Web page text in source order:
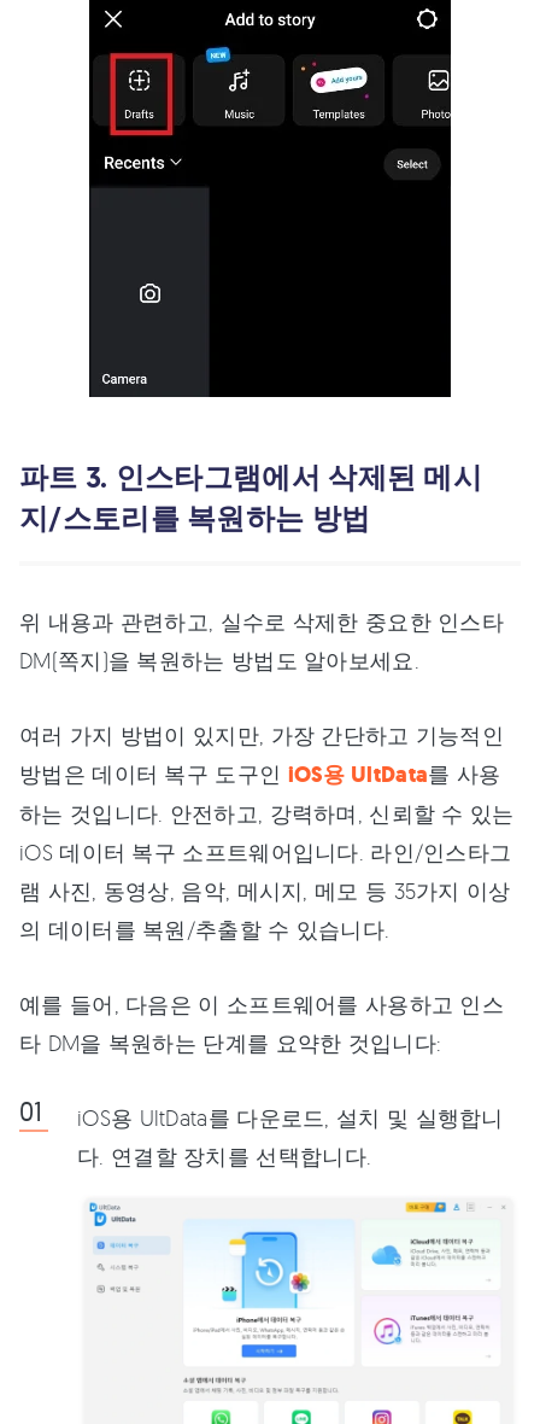
파트 3. 인스타그램에서 삭제된 메시
지/스토리를 복원하는 방법
위 내용과 관련하고, 실수로 삭제한 중요한 인스타
DM(쪽지)을 복원하는 방법도 알아보세요.
여러 가지 방법이 있지만, 가장 간단하고 기능적인
방법은 데이터 복구 도구인 iOS용 UltData를 사용
하는 것입니다. 안전하고, 강력하며, 신뢰할 수 있는
iOS 데이터 복구 소프트웨어입니다. 라인/인스타그
램 사진, 동영상, 음악, 메시지, 메모 등 35가지 이상
의 데이터를 복원/추출할 수 있습니다.
예를 들어, 다음은 이 소프트웨어를 사용하고 인스
타 DM을 복원하는 단계를 요약한 것입니다:
iOS용 UltData를 다운로드, 설치 및 실행합니
다. 연결할 장치를 선택합니다.